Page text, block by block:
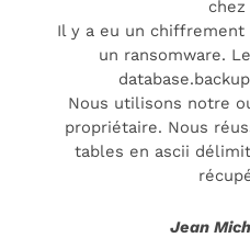
chez
Il y a eu un
un ransomware.
Nous utilisons notre
propriétaire. Nous
tables en ascii
Jean